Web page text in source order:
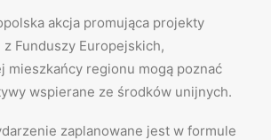
akcja promująca projekty
Funduszy Europejskich,
mieszkańcy regionu mogą poznać
wspierane ze środków unijnych.
zaplanowane jest w formule